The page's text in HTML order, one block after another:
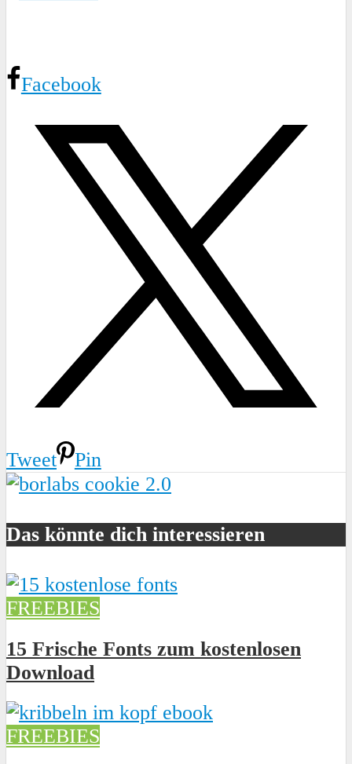
Facebook
Tweet Pin
Das könnte dich interessieren
FREEBIES
15 Frische Fonts zum kostenlosen
Download
FREEBIES